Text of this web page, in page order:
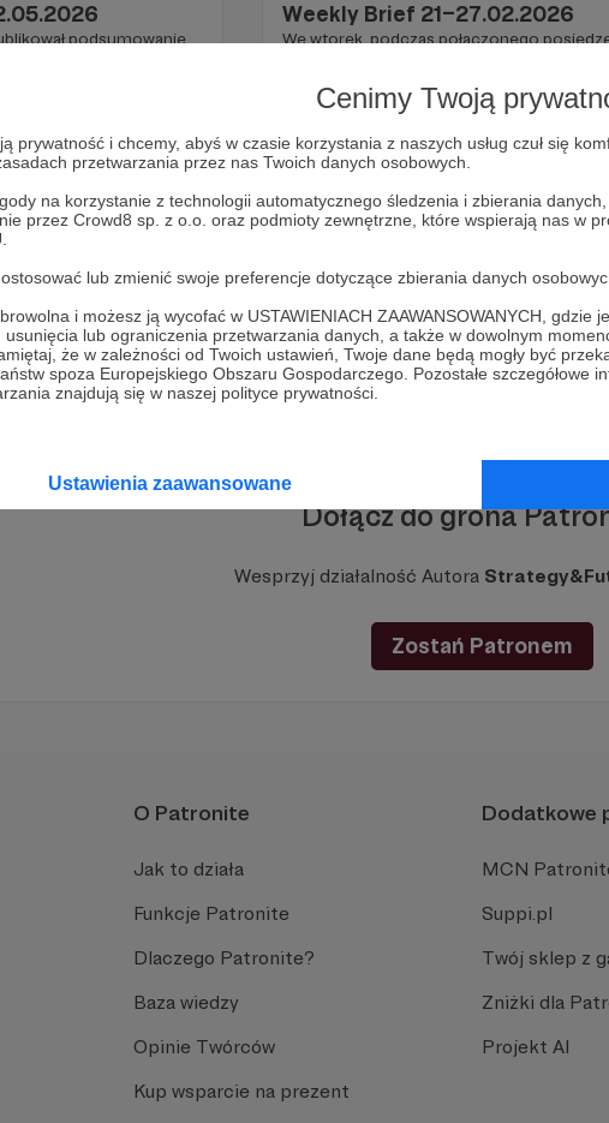
Cenimy Twoją
prywatność i chcemy, abyś w czasie korzystania z naszych usług czuł się
przetwarzania przez nas Twoich danych osobowych.
na korzystanie z technologii automatycznego śledzenia i zbierania
przez Crowd8 sp. z o.o. oraz podmioty zewnętrzne, które wspierają nas w
lub zmienić swoje preferencje dotyczące zbierania danych
i możesz ją wycofać w USTAWIENIACH ZAAWANSOWANYCH, gdzie
usunięcia lub ograniczenia przetwarzania danych, a także w dowolnym
że w zależności od Twoich ustawień, Twoje dane będą mogły być
spoza Europejskiego Obszaru Gospodarczego. Pozostałe szczegółowe
znajdują się w naszej polityce prywatności.
Ustawienia zaawansowane
podsumowanie
w Chinach; nie ma
już wcześniej
Weekly Brief 21–27.02.2026
We wtorek, podczas połączonego
orędzie o stanie Unii...
+4
Dołącz do grona
Wesprzyj działalność Autora
Zostań Patronem
O Patronite
Jak to działa
Funkcje Patronite
Dlaczego Patronite?
Baza wiedzy
Opinie Twórców
Kup wsparcie na prezent
Dodatkowe
MCN
Suppi.pl
Twój sklep z
Zniżki dla
Projekt AI